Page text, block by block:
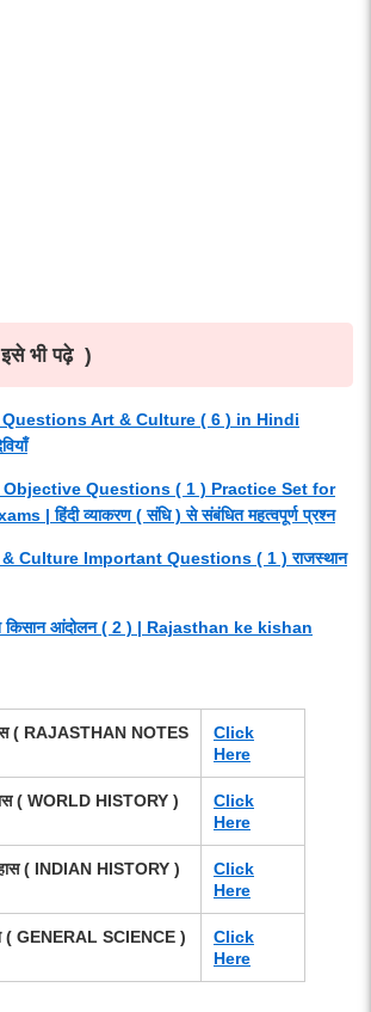
भी पढ़े )
Art & Culture ( 6 ) in Hindi
Questions ( 1 ) Practice Set for
| हिंदी व्याकरण ( संधि ) से संबंधित महत्वपूर्ण प्रश्न
Culture Important Questions ( 1 ) राजस्थान
किसान आंदोलन ( 2 ) | Rajasthan ke kishan
( RAJASTHAN NOTES
Click
Here
( WORLD HISTORY )
Click
Here
( INDIAN HISTORY )
Click
Here
( GENERAL SCIENCE )
Click
Here